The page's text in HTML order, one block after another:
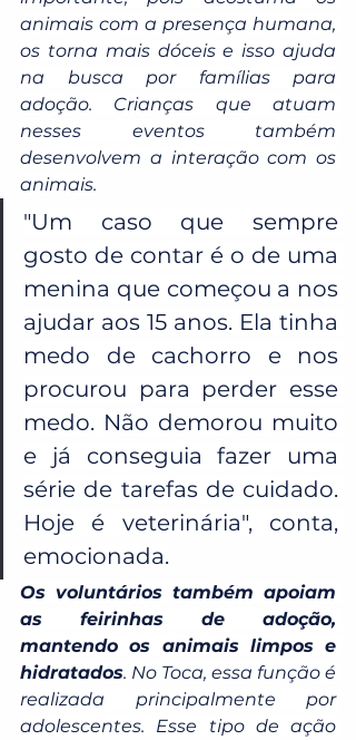
animais com a presença humana,
os torna mais dóceis e isso ajuda
na busca por famílias para
adoção. Crianças que atuam
nesses eventos também
desenvolvem a interação com os
animais.
"Um caso que sempre
gosto de contar é o de uma
menina que começou a nos
ajudar aos 15 anos. Ela tinha
medo de cachorro e nos
procurou para perder esse
medo. Não demorou muito
e já conseguia fazer uma
série de tarefas de cuidado.
Hoje é veterinária", conta,
emocionada.
Os voluntários também apoiam
as feirinhas de adoção,
mantendo os animais limpos e
hidratados. No Toca, essa função é
realizada principalmente por
adolescentes. Esse tipo de ação